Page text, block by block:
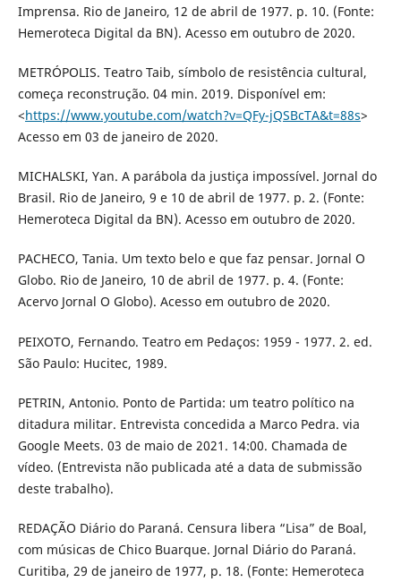
Imprensa. Rio de Janeiro, 12 de abril de 1977. p. 10. (Fonte:
Hemeroteca Digital da BN). Acesso em outubro de 2020.
METRÓPOLIS. Teatro Taib, símbolo de resistência cultural,
começa reconstrução. 04 min. 2019. Disponível em:
<https://www.youtube.com/watch?v=QFy-jQSBcTA&t=88s>
Acesso em 03 de janeiro de 2020.
MICHALSKI, Yan. A parábola da justiça impossível. Jornal do
Brasil. Rio de Janeiro, 9 e 10 de abril de 1977. p. 2. (Fonte:
Hemeroteca Digital da BN). Acesso em outubro de 2020.
PACHECO, Tania. Um texto belo e que faz pensar. Jornal O
Globo. Rio de Janeiro, 10 de abril de 1977. p. 4. (Fonte:
Acervo Jornal O Globo). Acesso em outubro de 2020.
PEIXOTO, Fernando. Teatro em Pedaços: 1959 - 1977. 2. ed.
São Paulo: Hucitec, 1989.
PETRIN, Antonio. Ponto de Partida: um teatro político na
ditadura militar. Entrevista concedida a Marco Pedra. via
Google Meets. 03 de maio de 2021. 14:00. Chamada de
vídeo. (Entrevista não publicada até a data de submissão
deste trabalho).
REDAÇÃO Diário do Paraná. Censura libera “Lisa” de Boal,
com músicas de Chico Buarque. Jornal Diário do Paraná.
Curitiba, 29 de janeiro de 1977, p. 18. (Fonte: Hemeroteca